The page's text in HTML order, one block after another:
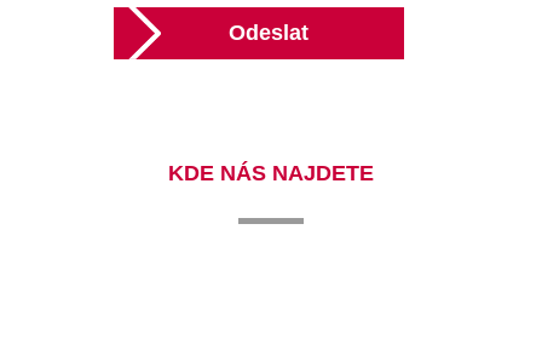
Odeslat
KDE NÁS NAJDETE